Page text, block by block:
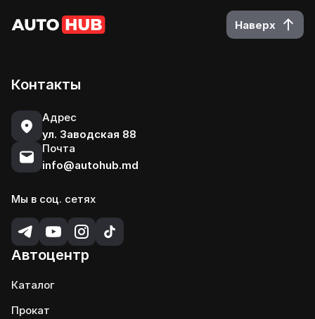
Наверх
Контакты
Адрес
ул. Заводская 88
Почта
info@autohub.md
Мы в соц. сетях
Автоцентр
Каталог
Прокат